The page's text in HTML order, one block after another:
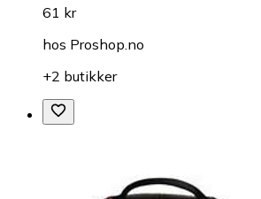
61 kr
hos Proshop.no
+2 butikker